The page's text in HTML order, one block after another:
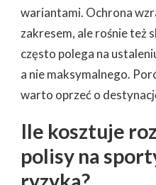
wariantami. Ochrona
zakresem, ale rośnie też
często polega na
a nie maksymalnego.
warto oprzeć o
Ile kosztuje
polisy na